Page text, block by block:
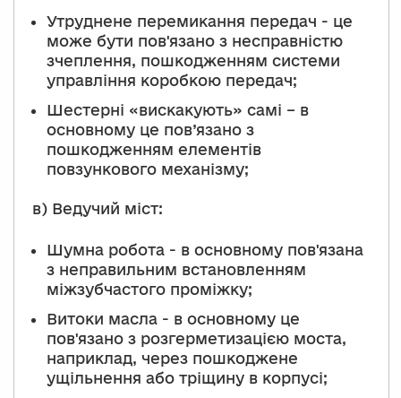
Утруднене перемикання передач - це
може бути пов'язано з несправністю
зчеплення, пошкодженням системи
управління коробкою передач;
Шестерні «вискакують» самі – в
основному це пов’язано з
пошкодженням елементів
повзункового механізму;
в) Ведучий міст:
Шумна робота - в основному пов'язана
з неправильним встановленням
міжзубчастого проміжку;
Витоки масла - в основному це
пов'язано з розгерметизацією моста,
наприклад, через пошкоджене
ущільнення або тріщину в корпусі;